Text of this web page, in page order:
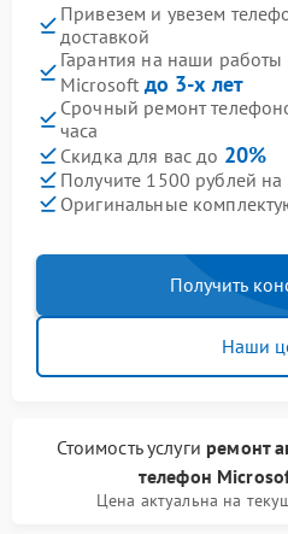
Привезем и увезем
доставкой
Гарантия на наши
Microsoft до 3-х лет
Срочный ремонт
часа
Скидка для вас до 20%
Получите 1500 рублей
Оригинальные
Получить
Наши
Стоимость услуги ремонт
телефон
Цена актуальна на